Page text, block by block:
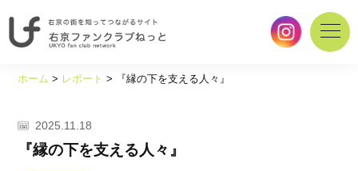
を
ホーム > レポート > 『縁の下を支える人々』
2025.11.18
『縁の下を支える人々』